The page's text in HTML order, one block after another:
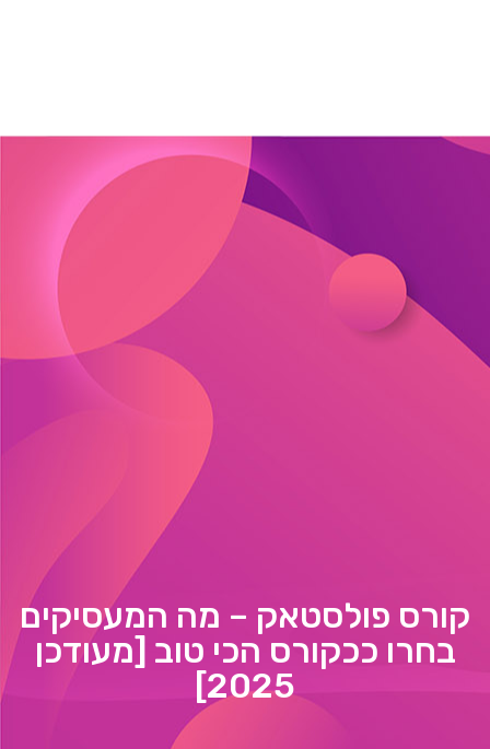
קורס פולסטאק – מה המעסיקים
בחרו ככקורס הכי טוב [מעודכן
2025]